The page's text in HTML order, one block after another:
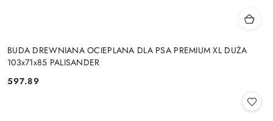
BUDA DREWNIANA OCIEPLANA DLA PSA PREMIUM XL DUŻA
103x71x85 PALISANDER
Cena:
597.89